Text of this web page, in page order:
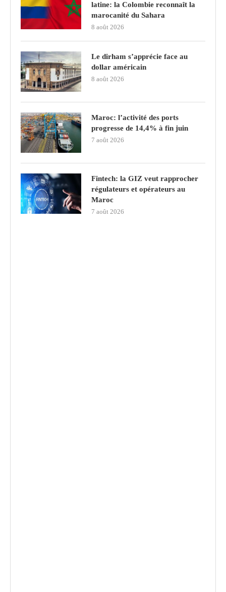
latine: la Colombie reconnaît la
marocanité du Sahara
8 août 2026
Le dirham s’apprécie face au
dollar américain
8 août 2026
Maroc: l’activité des ports
progresse de 14,4% à fin juin
7 août 2026
Fintech: la GIZ veut rapprocher
régulateurs et opérateurs au
Maroc
7 août 2026